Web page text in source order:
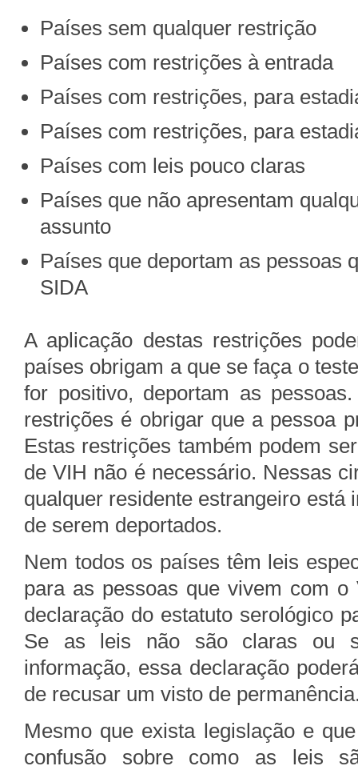
Países sem qualquer restrição
Países com restrições à entrada
Países com restrições, para
Países com restrições, para
Países com leis pouco claras
Países que não apresentam
assunto
Países que deportam as pessoas
SIDA
A aplicação destas restrições
países obrigam a que se faça o
for positivo, deportam as
restrições é obrigar que a pessoa
Estas restrições também podem
de VIH não é necessário. Nessas
qualquer residente estrangeiro está
de serem deportados.
Nem todos os países têm leis
para as pessoas que vivem com
declaração do estatuto serológico
Se as leis não são claras ou
informação, essa declaração
de recusar um visto de
Mesmo que exista legislação e
confusão sobre como as leis